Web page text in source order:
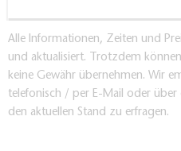
Alle Informationen, Zeiten und
und aktualisiert. Trotzdem
keine Gewähr übernehmen. Wir
telefonisch / per E-Mail oder über
den aktuellen Stand zu erfragen.